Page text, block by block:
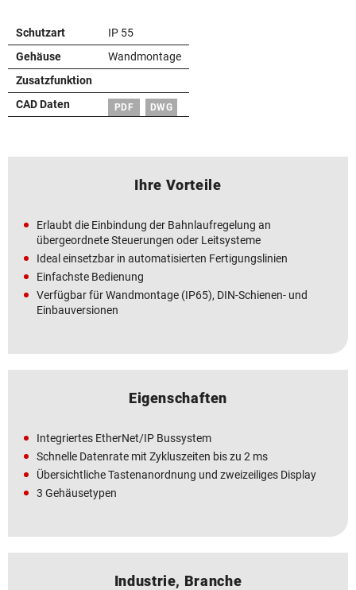
Schutzart
Gehäuse
Zusatzfunktion
CAD Daten
IP 55
Wandmontage
PDF DWG
Ihre Vorteile
Erlaubt die Einbindung der Bahnlaufregelung an
übergeordnete Steuerungen oder Leitsysteme
Ideal einsetzbar in automatisierten Fertigungslinien
Einfachste Bedienung
Verfügbar für Wandmontage (IP65), DIN-Schienen- und
Einbauversionen
Eigenschaften
Integriertes EtherNet/IP Bussystem
Schnelle Datenrate mit Zykluszeiten bis zu 2 ms
Übersichtliche Tastenanordnung und zweizeiliges Display
3 Gehäusetypen
Industrie, Branche